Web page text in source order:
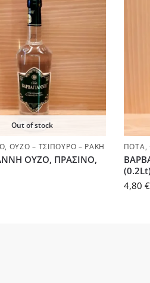
Out of stock
ΟΎΖΟ – ΤΣΊΠΟΥΡΟ – ΡΑΚΉ
ΟΥΖΟ, ΠΡΑΣΙΝΟ,
ΠΟΤΆ
4,80 €